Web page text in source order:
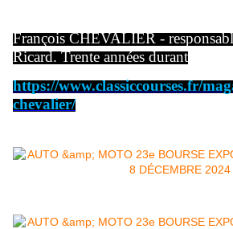
François CHEVALIER -
Ricard. Trente années durant
https://www.classiccourses.fr/
chevalier/